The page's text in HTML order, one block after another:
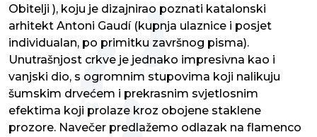
Obitelji ), koju je dizajnirao poznati katalonski
arhitekt Antoni Gaudí (kupnja ulaznice i posjet
individualan, po primitku završnog pisma).
Unutrašnjost crkve je jednako impresivna kao i
vanjski dio, s ogromnim stupovima koji nalikuju
šumskim drvećem i prekrasnim svjetlosnim
efektima koji prolaze kroz obojene staklene
prozore. Navečer predlažemo odlazak na flamenco